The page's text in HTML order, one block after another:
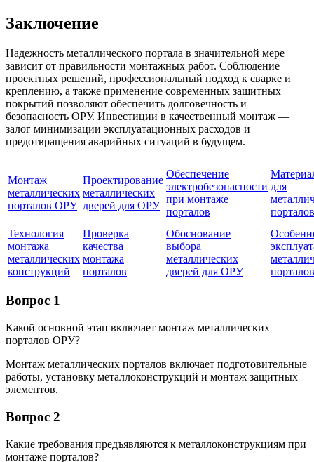
Заключение
Надежность металлического портала в значительной мере
зависит от правильности монтажных работ. Соблюдение
проектных решений, профессиональный подход к сварке и
креплению, а также применение современных защитных
покрытий позволяют обеспечить долговечность и
безопасность ОРУ. Инвестиции в качественный монтаж —
залог минимизации эксплуатационных расходов и
предотвращения аварийных ситуаций в будущем.
Монтаж
металлических
порталов ОРУ
Проектирование
металлических
дверей для ОРУ
Обеспечение
электробезопасности
при монтаже
порталов
для
Технология
монтажа
металлических
конструкций
Проверка
качества
монтажа
порталов
Обоснование
выбора
металлических
дверей для ОРУ
порталов
Вопрос 1
Какой основной этап включает монтаж металлических
порталов ОРУ?
Монтаж металлических порталов включает подготовительные
работы, установку металлоконструкций и монтаж защитных
элементов.
Вопрос 2
Какие требования предъявляются к металлоконструкциям при
монтаже порталов?